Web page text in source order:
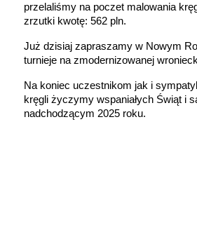
przelaliśmy na poczet malowania
zrzutki kwotę: 562 pln.
Już dzisiaj zapraszamy w Nowym
turnieje na zmodernizowanej
Na koniec uczestnikom jak i
kręgli życzymy wspaniałych Świąt i
nadchodzącym 2025 roku.